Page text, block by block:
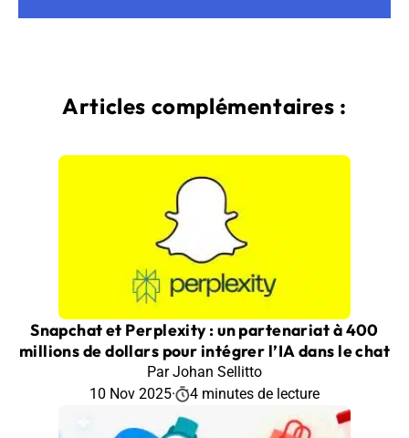
Articles complémentaires :
Snapchat et Perplexity : un partenariat à 400
millions de dollars pour intégrer l’IA dans le chat
Par Johan Sellitto
10 Nov 2025· 4 minutes de lecture